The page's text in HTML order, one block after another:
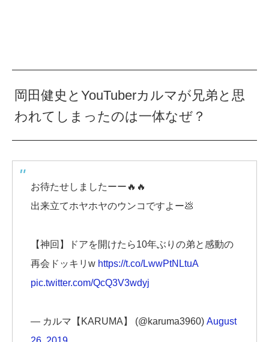
岡田健史とYouTuberカルマが兄弟と思
われてしまったのは一体なぜ？
お待たせしましたーー🔥🔥
出来立てホヤホヤのウンコですよー💩
【神回】ドアを開けたら10年ぶりの弟と感動の
再会ドッキリw https://t.co/LwwPtNLtuA
pic.twitter.com/QcQ3V3wdyj
— カルマ【KARUMA】 (@karuma3960) August